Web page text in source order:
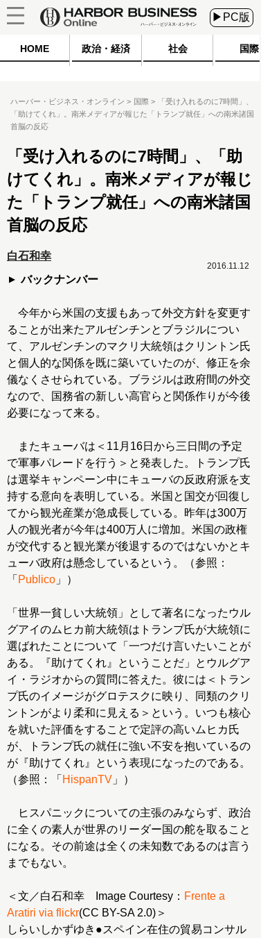
▶PC版
HOME 政治・経済 社会 国際
ハーバー・ビジネス・オンライン 国際
「受け入れるのに7時間」、
「助けてくれ」。南米メディアが報じた「トランプ就任」への南米諸国
首脳の反応
「受け入れるのに7時間」、「助
けてくれ」。南米メディアが報じ
た「トランプ就任」への南米諸国
首脳の反応
白石和幸
バックナンバー
2016.11.12
今年から米国の支援もあって外交方針を変更す
ることが出来たアルゼンチンとブラジルについ
て、アルゼンチンのマクリ大統領はクリントン氏
と個人的な関係を既に築いていたのが、修正を余
儀なくさせられている。ブラジルは政府間の外交
なので、国務省の新しい高官らと関係作りが今後
必要になって来る。
またキューバは＜11月16日から三日間の予定
で軍事パレードを行う＞と発表した。トランプ氏
は選挙キャンペーン中にキューバの反政府派を支
持する意向を表明している。米国と国交が回復し
てから観光産業が急成長している。昨年は300万
人の観光者が今年は400万人に増加。米国の政権
が交代すると観光業が後退するのではないかとキ
ューバ政府は懸念しているという。（参照：
「 Publico 」）
「世界一貧しい大統領」として著名になったウル
グアイのムヒカ前大統領はトランプ氏が大統領に
選ばれたことについて「一つだけ言いたいことが
ある。『助けてくれ』ということだ」とウルグア
イ・ラジオからの質問に答えた。彼には＜トラン
プ氏のイメージがグロテスクに映り、同類のクリ
ントンがより柔和に見える＞という。いつも核心
を就いた評価をすることで定評の高いムヒカ氏
が、トランプ氏の就任に強い不安を抱いているの
が『助けてくれ』という表現になったのである。
（参照：「 HispanTV 」）
ヒスパニックについての主張のみならず、政治
に全くの素人が世界のリーダー国の舵を取ること
になる。その前途は全くの未知数であるのは言う
までもない。
＜文／白石和幸 Image Courtesy： Frente a
Aratiri via flickr(CC BY-SA 2.0)＞
しらいしかずゆき●スペイン在住の貿易コンサル